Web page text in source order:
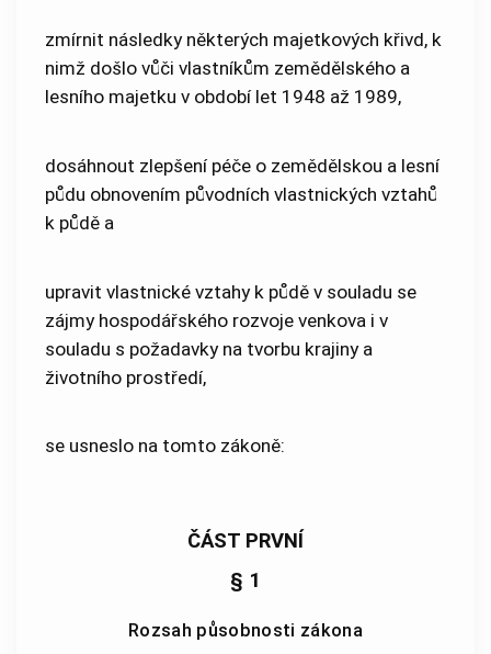
zmírnit následky některých majetkových křivd, k
nimž došlo vůči vlastníkům zemědělského a
lesního majetku v období let 1948 až 1989,
dosáhnout zlepšení péče o zemědělskou a lesní
půdu obnovením původních vlastnických vztahů
k půdě a
upravit vlastnické vztahy k půdě v souladu se
zájmy hospodářského rozvoje venkova i v
souladu s požadavky na tvorbu krajiny a
životního prostředí,
se usneslo na tomto zákoně:
ČÁST PRVNÍ
§ 1
Rozsah působnosti zákona